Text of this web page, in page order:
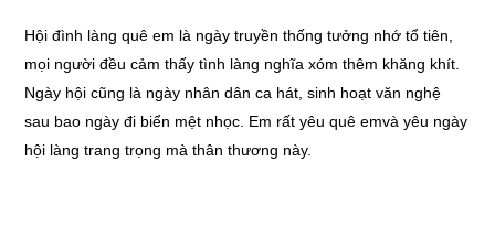
Hội đình làng quê em là ngày truyền thống tưởng nhớ tổ tiên,
mọi người đều cảm thấy tình làng nghĩa xóm thêm khăng khít.
Ngày hội cũng là ngày nhân dân ca hát, sinh hoạt văn nghệ
sau bao ngày đi biển mệt nhọc. Em rất yêu quê emvà yêu ngày
hội làng trang trọng mà thân thương này.